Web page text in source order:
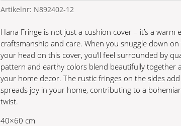
Artikelnr: N892402-12
Hana Fringe is not just a cushion cover – it’s a warm
craftsmanship and care. When you snuggle down
your head on this cover, you’ll feel surrounded by
pattern and earthy colors blend beautifully together
your home decor. The rustic fringes on the sides
spreads joy in your home, contributing to a
twist.
40×60 cm